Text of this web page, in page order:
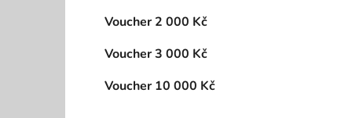
Voucher 2 000 Kč
Voucher 3 000 Kč
Voucher 10 000 Kč